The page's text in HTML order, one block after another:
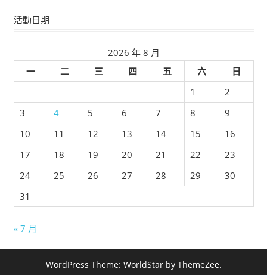
活動日期
2026 年 8 月
一
二 三 四 五 六
日
1
2
3
4 5 6 7 8
9
10
11 12 13 14 15
16
17
18 19 20 21 22
23
24
25 26 27 28 29
30
31
« 7 月
WordPress Theme: WorldStar by ThemeZee.